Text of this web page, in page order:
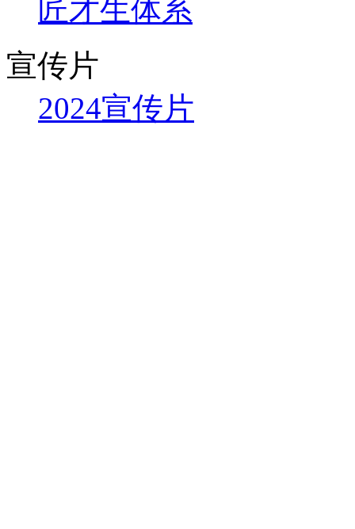
匠才生体系
宣传片
2024宣传片